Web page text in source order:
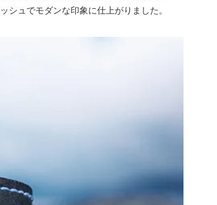
シュでモダンな印象に仕上がりました。